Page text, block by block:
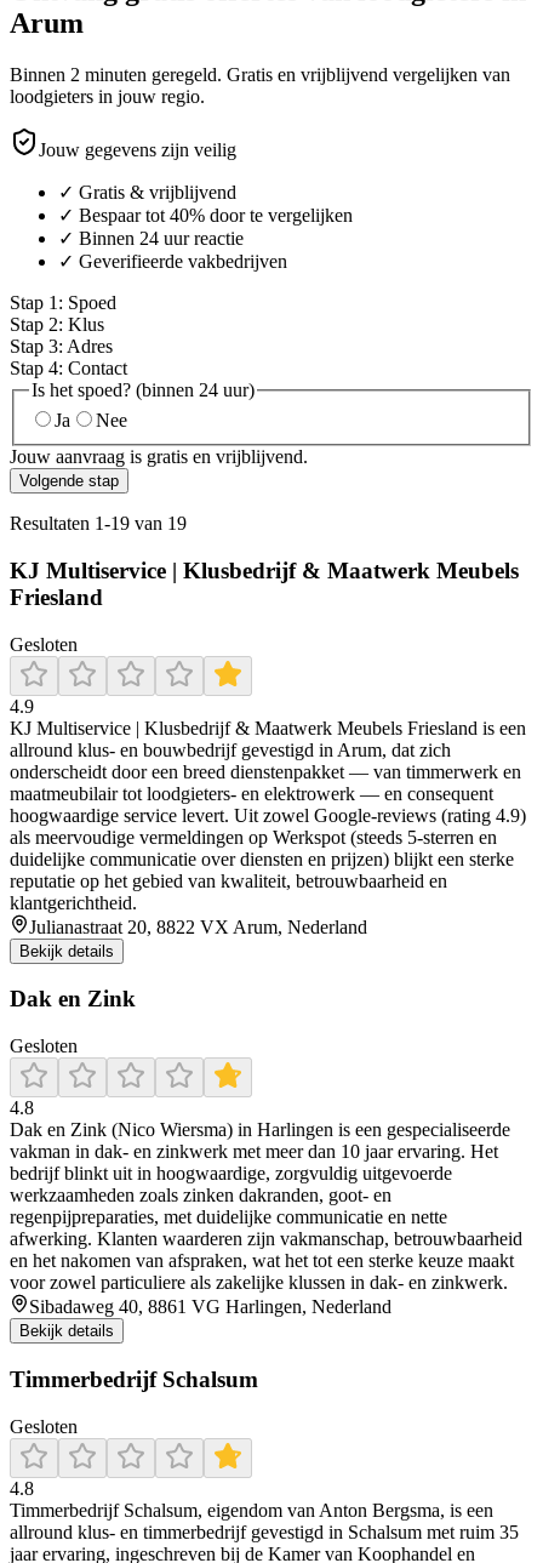
Arum
Binnen 2 minuten geregeld. Gratis en vrijblijvend vergelijken van
loodgieters in jouw regio.
Jouw gegevens zijn veilig
✓ Gratis & vrijblijvend
✓ Bespaar tot 40% door te vergelijken
✓ Binnen 24 uur reactie
✓ Geverifieerde vakbedrijven
Stap 1 : Spoed
Stap 2: Klus
Stap 3: Adres
Stap 4: Contact
Is het spoed? (binnen 24 uur)
Ja
Nee
Jouw aanvraag is gratis en vrijblijvend.
Volgende stap
Resultaten 1-19 van 19
KJ Multiservice | Klusbedrijf & Maatwerk Meubels
Friesland
Gesloten
4.9
KJ Multiservice | Klusbedrijf & Maatwerk Meubels Friesland is een
allround klus- en bouwbedrijf gevestigd in Arum, dat zich
onderscheidt door een breed dienstenpakket — van timmerwerk en
maatmeubilair tot loodgieters- en elektrowerk — en consequent
hoogwaardige service levert. Uit zowel Google‑reviews (rating 4.9)
als meervoudige vermeldingen op Werkspot (steeds 5‑sterren en
duidelijke communicatie over diensten en prijzen) blijkt een sterke
reputatie op het gebied van kwaliteit, betrouwbaarheid en
klantgerichtheid.
Julianastraat 20, 8822 VX Arum, Nederland
Bekijk details
Dak en Zink
Gesloten
4.8
Dak en Zink (Nico Wiersma) in Harlingen is een gespecialiseerde
vakman in dak- en zinkwerk met meer dan 10 jaar ervaring. Het
bedrijf blinkt uit in hoogwaardige, zorgvuldig uitgevoerde
werkzaamheden zoals zinken dakranden, goot- en
regenpijpreparaties, met duidelijke communicatie en nette
afwerking. Klanten waarderen zijn vakmanschap, betrouwbaarheid
en het nakomen van afspraken, wat het tot een sterke keuze maakt
voor zowel particuliere als zakelijke klussen in dak- en zinkwerk.
Sibadaweg 40, 8861 VG Harlingen, Nederland
Bekijk details
Timmerbedrijf Schalsum
Gesloten
4.8
Timmerbedrijf Schalsum, eigendom van Anton Bergsma, is een
allround klus- en timmerbedrijf gevestigd in Schalsum met ruim 35
jaar ervaring, ingeschreven bij de Kamer van Koophandel en